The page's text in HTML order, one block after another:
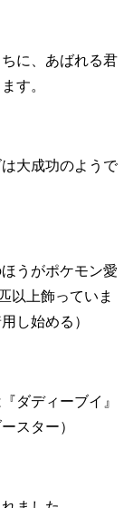
に、あばれる君
す。
大成功のようで
うがポケモン愛
以上飾っていま
し始める）
ダディーブイ』
スター）